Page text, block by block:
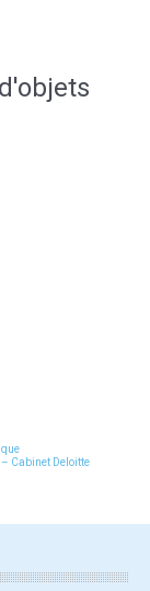
Cabinet Deloitte